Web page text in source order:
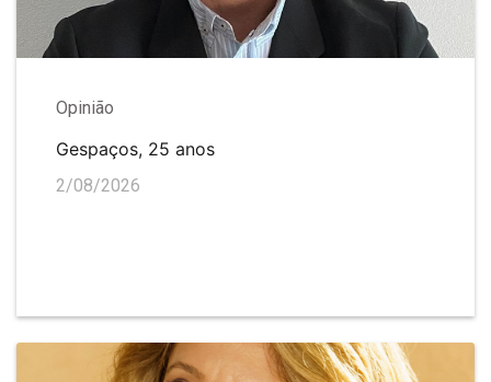
Opinião
Gespaços, 25 anos
2/08/2026